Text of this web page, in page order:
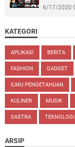
6/17/2020
KATEGORI
APLIKASI BERITA
FASHION GADGET
ILMU PENGETAHUAN
KULINER MUSIK
SASTRA TEKNOLOGI
ARSIP